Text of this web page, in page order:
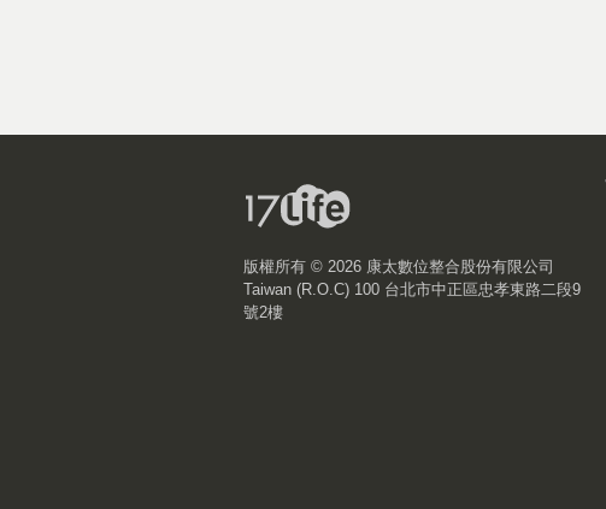
版權所有 © 2026 康太數位整合股份有限公司
Taiwan (R.O.C) 100 台北市中正區忠孝東路二段9
號2樓